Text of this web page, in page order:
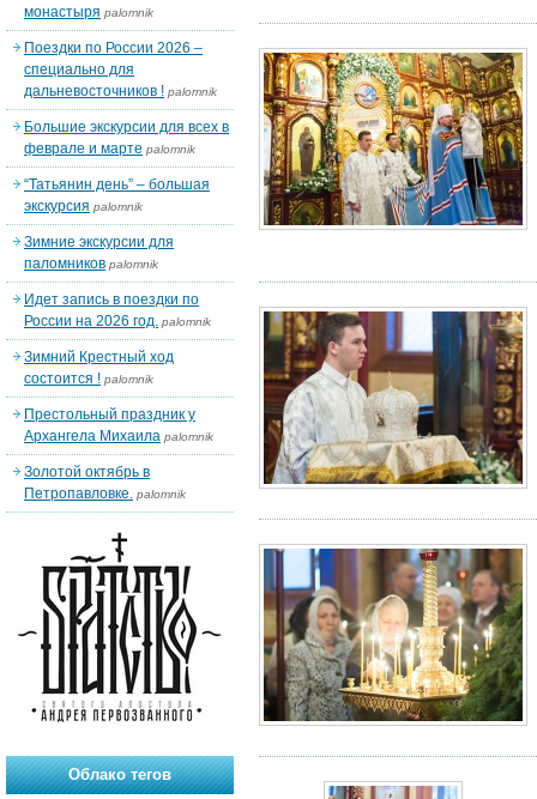
монастыря palomnik
Поездки по России 2026 –
специально для
дальневосточников ! palomnik
Большие экскурсии для всех в
феврале и марте palomnik
“Татьянин день” – большая
экскурсия palomnik
Зимние экскурсии для
паломников palomnik
Идет запись в поездки по
России на 2026 год. palomnik
Зимний Крестный ход
состоится ! palomnik
Престольный праздник у
Архангела Михаила palomnik
Золотой октябрь в
Петропавловке. palomnik
Облако тегов